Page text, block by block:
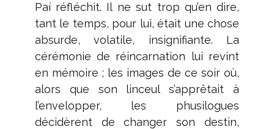
Paí réfléchit. Il ne sut trop qu’en dire,
tant le temps, pour lui, était une chose
absurde, volatile, insignifiante. La
cérémonie de réincarnation lui revint
en mémoire ; les images de ce soir où,
alors que son linceul s’apprêtait à
l’envelopper, les phusilogues
décidèrent de changer son destin,